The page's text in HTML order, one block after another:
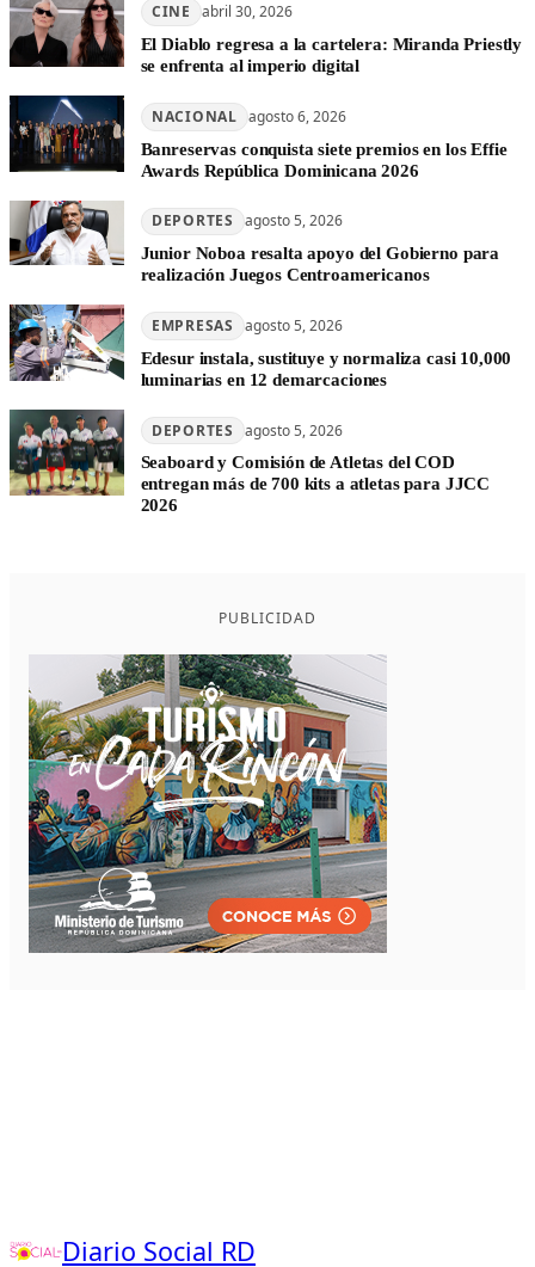
CINE abril 30, 2026
El Diablo regresa a la cartelera: Miranda Priestly
se enfrenta al imperio digital
NACIONAL agosto 6, 2026
Banreservas conquista siete premios en los Effie
Awards República Dominicana 2026
DEPORTES agosto 5, 2026
Junior Noboa resalta apoyo del Gobierno para
realización Juegos Centroamericanos
EMPRESAS agosto 5, 2026
Edesur instala, sustituye y normaliza casi 10,000
luminarias en 12 demarcaciones
DEPORTES agosto 5, 2026
Seaboard y Comisión de Atletas del COD
entregan más de 700 kits a atletas para JJCC
2026
PUBLICIDAD
Diario Social RD